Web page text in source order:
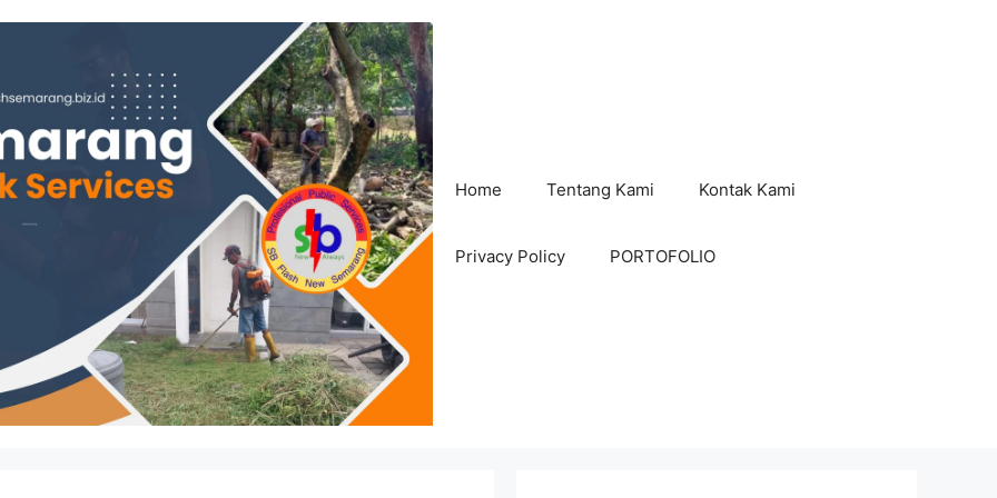
Home Tentang Kami Kontak Kami
Privacy Policy PORTOFOLIO